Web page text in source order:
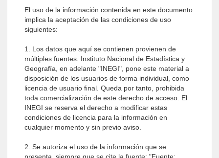
El uso de la información contenida en este documento
implica la aceptación de las condiciones de uso
siguientes:
1. Los datos que aquí se contienen provienen de
múltiples fuentes. Instituto Nacional de Estadística y
Geografía, en adelante "INEGI", pone este material a
disposición de los usuarios de forma individual, como
licencia de usuario final. Queda por tanto, prohibida
toda comercialización de este derecho de acceso. El
INEGI se reserva el derecho a modificar estas
condiciones de licencia para la información en
cualquier momento y sin previo aviso.
2. Se autoriza el uso de la información que se